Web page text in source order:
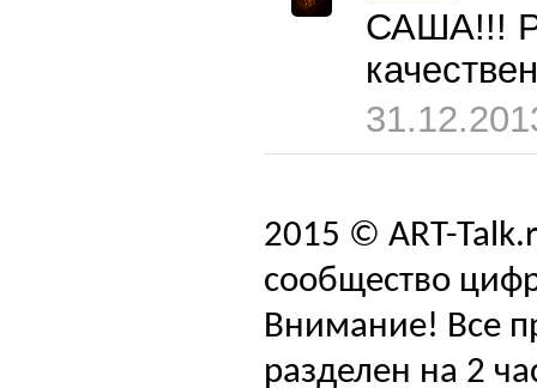
САША!!!
2015 © ART-
сообщество
Внимание! Все
разделен на 2